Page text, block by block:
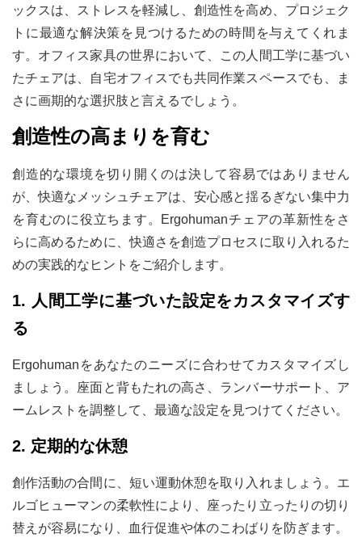
ックスは、ストレスを軽減し、創造性を高め、プロジェク
トに最適な解決策を見つけるための時間を与えてくれま
す。 オフィス家具の世界において、この人間工学に基づい
たチェアは、自宅オフィスでも共同作業スペースでも、ま
さに画期的な選択肢と言えるでしょう。
創造性の高まりを育む
創造的な環境を切り開くのは決して容易ではありません
が、快適なメッシュチェアは、安心感と揺るぎない集中力
を育むのに役立ちます。Ergohumanチェアの革新性をさ
らに高めるために、快適さを創造プロセスに取り入れるた
めの実践的なヒントをご紹介します。
1. 人間工学に基づいた設定をカスタマイズす
る
Ergohumanをあなたのニーズに合わせてカスタマイズし
ましょう。座面と背もたれの高さ、ランバーサポート、ア
ームレストを調整して、最適な設定を見つけてください。
2. 定期的な休憩
創作活動の合間に、短い運動休憩を取り入れましょう。エ
ルゴヒューマンの柔軟性により、座ったり立ったりの切り
替えが容易になり、血行促進や体のこわばりを防ぎます。